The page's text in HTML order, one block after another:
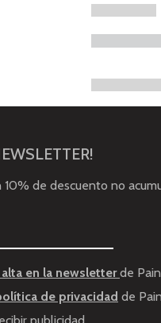
de descuento no
en la newsletterde
de privacidad de